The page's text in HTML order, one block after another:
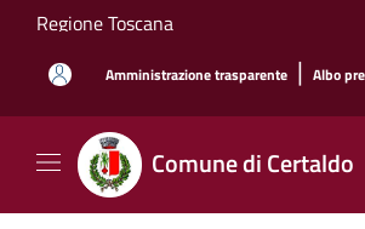
Salta al contenuto principale
Regione Toscana
Amministrazione trasparente | Albo
Comune di Certaldo